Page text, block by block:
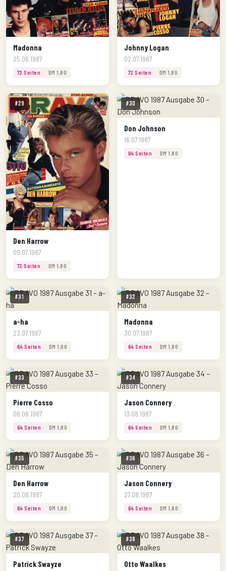
Madonna
25.06.1987
72 Seiten DM 1,80
Johnny Logan
02.07.1987
72 Seiten DM 1,80
#29
Den Harrow
09.07.1987
72 Seiten DM 1,80
#30
Don Johnson
16.07.1987
64 Seiten DM 1,80
#31
a-ha
23.07.1987
64 Seiten DM 1,80
#32
Madonna
30.07.1987
64 Seiten DM 1,80
#33
Pierre Cosso
06.08.1987
64 Seiten DM 1,80
#34
Jason Connery
13.08.1987
64 Seiten DM 1,80
#35
Den Harrow
20.08.1987
64 Seiten DM 1,80
#36
Jason Connery
27.08.1987
64 Seiten DM 1,80
#37
Patrick Swayze
#38
Otto Waalkes